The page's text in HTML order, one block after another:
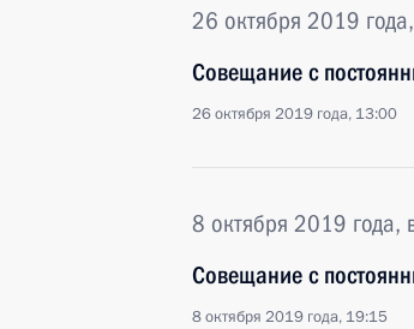
26 октября 2019
Совещание с
26 октября 2019 года, 13:00
8 октября 2019 года,
Совещание с
8 октября 2019 года, 19:15